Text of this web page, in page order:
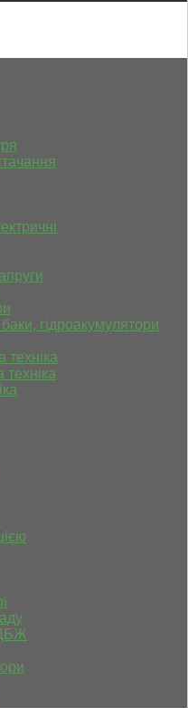
гідроакумулятори
техніка
техніка